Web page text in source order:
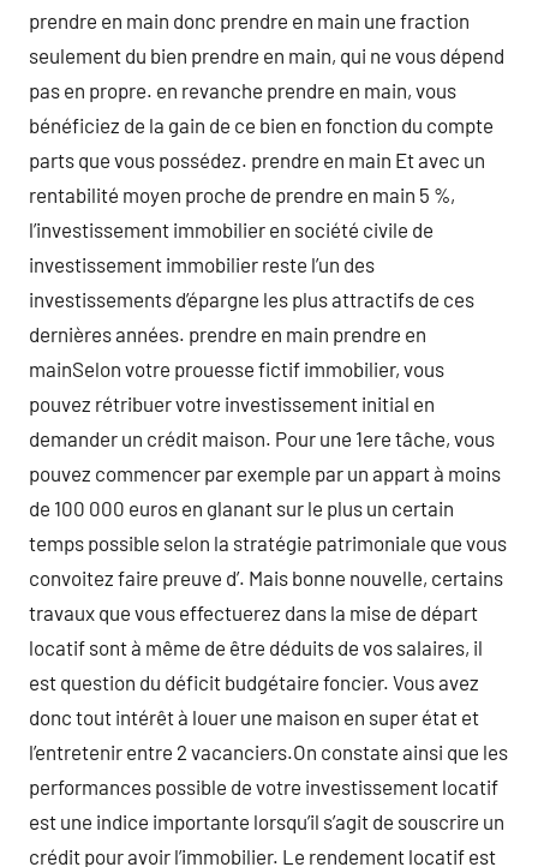
prendre en main donc prendre en main une fraction
seulement du bien prendre en main, qui ne vous dépend
pas en propre. en revanche prendre en main, vous
bénéficiez de la gain de ce bien en fonction du compte
parts que vous possédez. prendre en main Et avec un
rentabilité moyen proche de prendre en main 5 %,
l’investissement immobilier en société civile de
investissement immobilier reste l’un des
investissements d’épargne les plus attractifs de ces
dernières années. prendre en main prendre en
mainSelon votre prouesse fictif immobilier, vous
pouvez rétribuer votre investissement initial en
demander un crédit maison. Pour une 1ere tâche, vous
pouvez commencer par exemple par un appart à moins
de 100 000 euros en glanant sur le plus un certain
temps possible selon la stratégie patrimoniale que vous
convoitez faire preuve d’. Mais bonne nouvelle, certains
travaux que vous effectuerez dans la mise de départ
locatif sont à même de être déduits de vos salaires, il
est question du déficit budgétaire foncier. Vous avez
donc tout intérêt à louer une maison en super état et
l’entretenir entre 2 vacanciers.On constate ainsi que les
performances possible de votre investissement locatif
est une indice importante lorsqu’il s’agit de souscrire un
crédit pour avoir l’immobilier. Le rendement locatif est